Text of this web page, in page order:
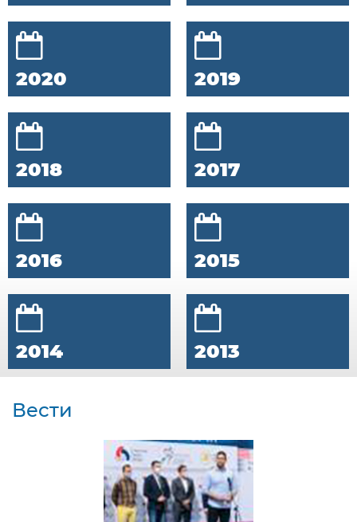
2020 2019
2018 2017
2016 2015
2014 2013
Вести